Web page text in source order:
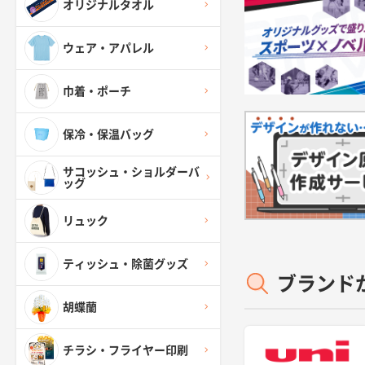
オリジナルタオル
ウェア・アパレル
巾着・ポーチ
保冷・保温バッグ
サコッシュ・ショルダーバ
ッグ
リュック
ティッシュ・除菌グッズ
胡蝶蘭
チラシ・フライヤー印刷
ブランド